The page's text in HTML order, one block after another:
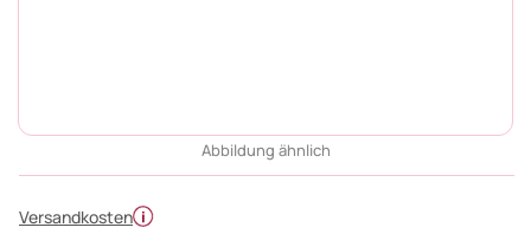
Abbildung ähnlich
Versandkosten